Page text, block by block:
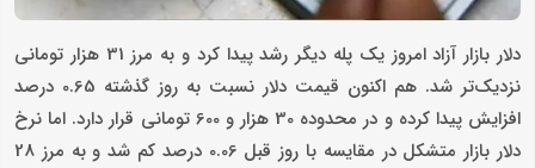
دلار بازار آزاد امروز یک پله دیگر رشد پیدا کرد و به مرز 31 هزار تومانی
نزدیک‌تر شد. هم اکنون قیمت دلار نسبت به روز گذشته 0.65 درصد
افزایش پیدا کرده و در محدوده 30 هزار و 600 تومانی قرار دارد. اما نرخ
دلار بازار متشکل در مقایسه با روز قبل 0.06 درصد کم شد و به مرز 28